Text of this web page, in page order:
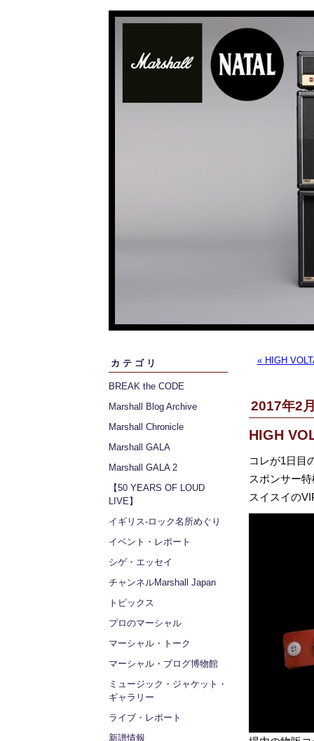
カテゴリ
BREAK the CODE
Marshall Blog Archive
Marshall Chronicle
Marshall GALA
Marshall GALA 2
【50 YEARS OF LOUD
LIVE】
イギリス‐ロック名所めぐり
イベント・レポート
シゲ・エッセイ
チャンネルMarshall Japan
トピックス
プロのマーシャル
マーシャル・トーク
マーシャル・ブログ博物館
ミュージック・ジャケット・
ギャラリー
ライブ・レポート
新譜情報
« HIGH
2017年2
HIGH
コレが1日目
スポンサー
スイスイの